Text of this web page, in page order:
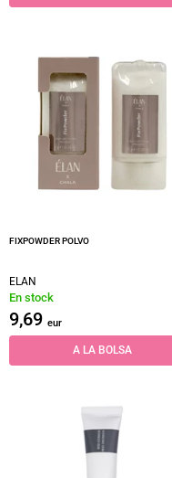
FIXPOWDER POLVO
ELAN
En stock
9,69 eur
A LA BOLSA